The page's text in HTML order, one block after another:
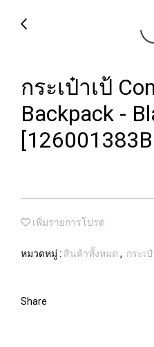
กระเป๋าเป้
Backpack -
เพิ่มรายการโปรด
หมวดหมู่ : สินค้าทั้งหมด , กระเ
Share